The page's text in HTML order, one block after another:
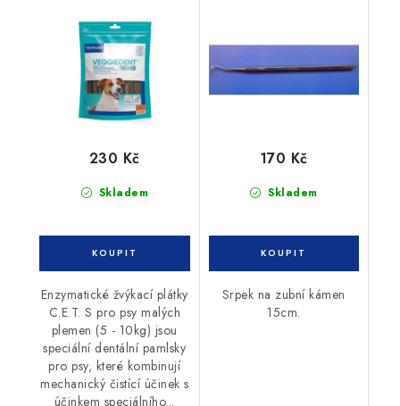
Skladem
230 Kč
Enzymatické žvýkací plátky
C.E.T. S pro psy malých
plemen (5 - 10kg) jsou
speciální dentální pamlsky
pro psy, které kombinují
mechanický čistící účinek s
účinkem speciálního...
Skladem
170 Kč
Srpek na zubní kámen
15cm.